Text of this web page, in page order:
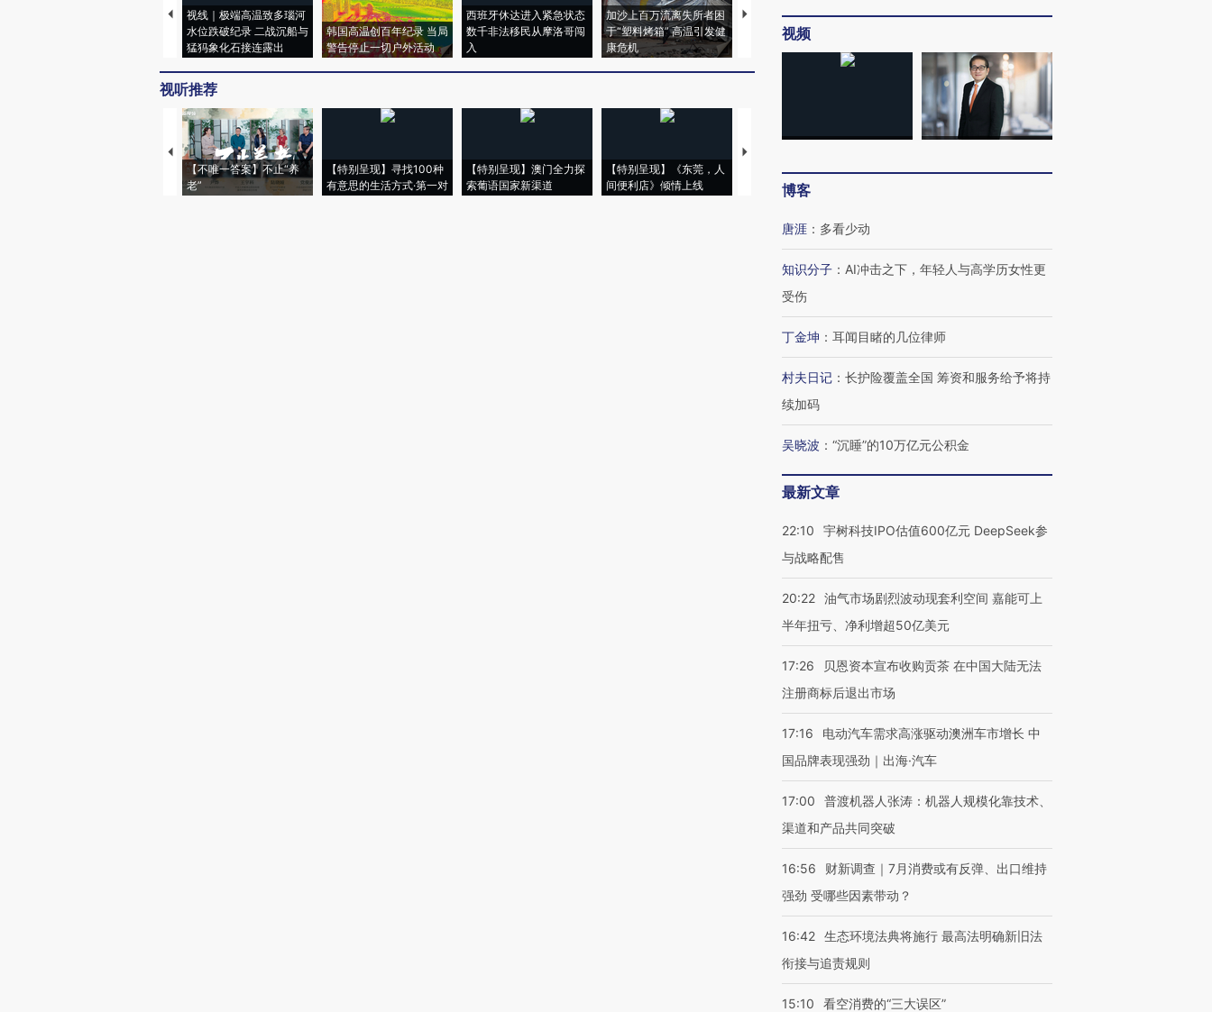
视线｜极端高温致多瑙河
水位跌破纪录 二战沉船与
猛犸象化石接连露出
韩国高温创百年纪录 当局
警告停止一切户外活动
西班牙休达进入紧急状态
数千非法移民从摩洛哥闯
入
加沙上百万流离失所者困
于“塑料烤箱” 高温引发健
康危机
视线｜HYROX的吸金
术：是什么让中产们甘
马航飞行员跨国走私7万
视线｜被称为“蟑螂”的印
视听推荐
【不唯一答案】不止“养
老”
【特别呈现】寻找100种
有意思的生活方式·第一对
【特别呈现】澳门全力探
索葡语国家新渠道
【特别呈现】《东莞，人
间便利店》倾情上线
【推广】走进第四届链博
会，让数智科技“链”接产
【特别呈现】寻找100种
CFO：不靠规模取胜，华
视频
博客
唐涯 ： 多看少动
知识分子 ： AI冲击之下，年轻人与高学历女性更
受伤
丁金坤 ： 耳闻目睹的几位律师
村夫日记 ： 长护险覆盖全国 筹资和服务给予将持
续加码
吴晓波 ： “沉睡”的10万亿元公积金
最新文章
22:10
宇树科技IPO估值600亿元 DeepSeek参
与战略配售
20:22 油气市场剧烈波动现套利空间 嘉能可上
半年扭亏、净利增超50亿美元
17:26
贝恩资本宣布收购贡茶 在中国大陆无法
注册商标后退出市场
17:16
电动汽车需求高涨驱动澳洲车市增长 中
国品牌表现强劲｜出海·汽车
17:00
普渡机器人张涛：机器人规模化靠技术、
渠道和产品共同突破
16:56
财新调查｜7月消费或有反弹、出口维持
强劲 受哪些因素带动？
16:42 生态环境法典将施行 最高法明确新旧法
衔接与追责规则
15:10 看空消费的“三大误区”